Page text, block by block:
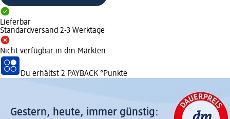
Lieferbar
Standardversand 2-3 Werktage
Nicht verfügbar in dm-Märkten
Du erhältst 2 PAYBACK °Punkte
Gestern, heute, immer günstig: